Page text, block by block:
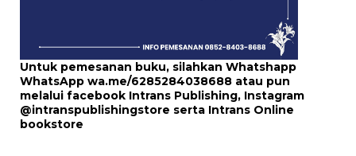
Untuk pemesanan buku, silahkan Whatshapp
WhatsApp wa.me/6285284038688 atau pun
melalui facebook Intrans Publishing, Instagram
@intranspublishingstore serta Intrans Online
bookstore